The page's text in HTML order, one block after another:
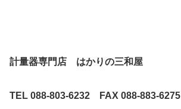
計量器専門店 はかりの三和屋
TEL 088-803-6232 FAX 088-883-6275